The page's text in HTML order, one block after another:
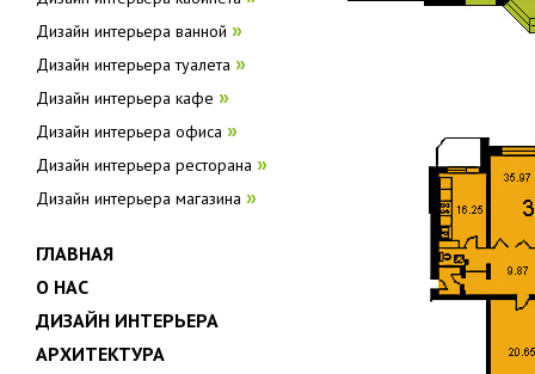
Дизайн интерьера ванной »
Дизайн интерьера туалета »
Дизайн интерьера кафе »
Дизайн интерьера офиса »
Дизайн интерьера ресторана »
Дизайн интерьера магазина »
ГЛАВНАЯ
О НАС
ДИЗАЙН ИНТЕРЬЕРА
АРХИТЕКТУРА